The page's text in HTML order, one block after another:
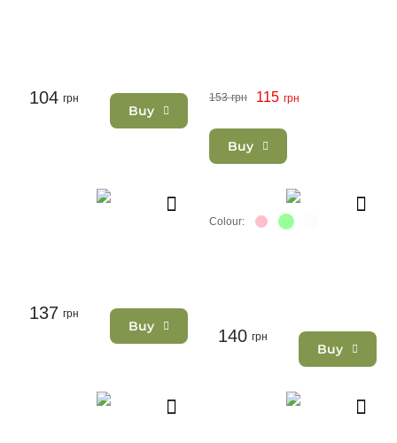
104 грн
Buy
153 грн 115 грн
Buy
137 грн
Buy
Colour:
140 грн
Buy